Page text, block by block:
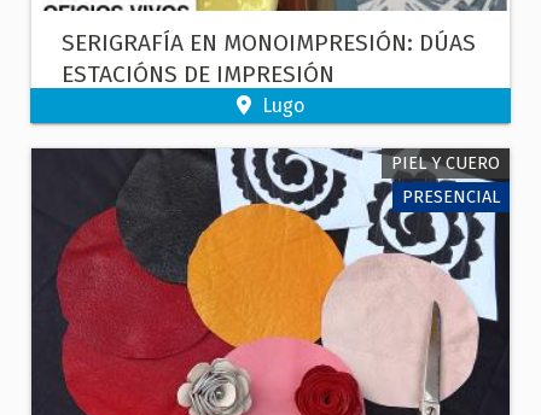
SERIGRAFÍA EN MONOIMPRESIÓN: DÚAS
ESTACIÓNS DE IMPRESIÓN
Lugo
PIEL Y CUERO
PRESENCIAL